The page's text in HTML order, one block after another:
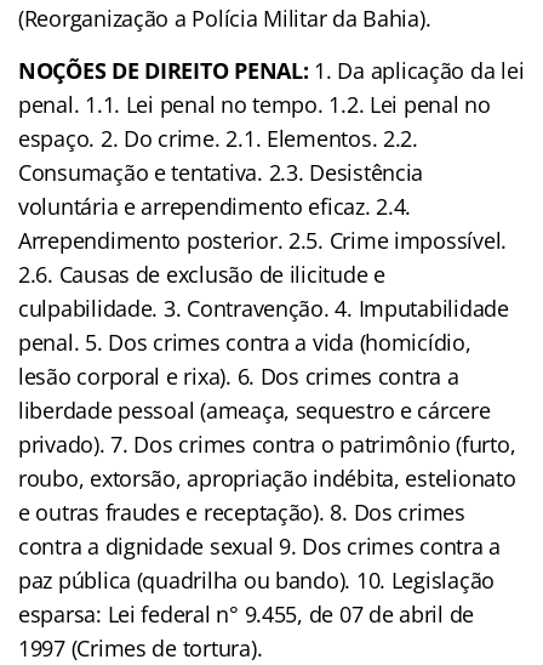
(Reorganização a Polícia Militar da Bahia).
NOÇÕES DE DIREITO PENAL: 1. Da aplicação da lei
penal. 1.1. Lei penal no tempo. 1.2. Lei penal no
espaço. 2. Do crime. 2.1. Elementos. 2.2.
Consumação e tentativa. 2.3. Desistência
voluntária e arrependimento eficaz. 2.4.
Arrependimento posterior. 2.5. Crime impossível.
2.6. Causas de exclusão de ilicitude e
culpabilidade. 3. Contravenção. 4. Imputabilidade
penal. 5. Dos crimes contra a vida (homicídio,
lesão corporal e rixa). 6. Dos crimes contra a
liberdade pessoal (ameaça, sequestro e cárcere
privado). 7. Dos crimes contra o patrimônio (furto,
roubo, extorsão, apropriação indébita, estelionato
e outras fraudes e receptação). 8. Dos crimes
contra a dignidade sexual 9. Dos crimes contra a
paz pública (quadrilha ou bando). 10. Legislação
esparsa: Lei federal n° 9.455, de 07 de abril de
1997 (Crimes de tortura).